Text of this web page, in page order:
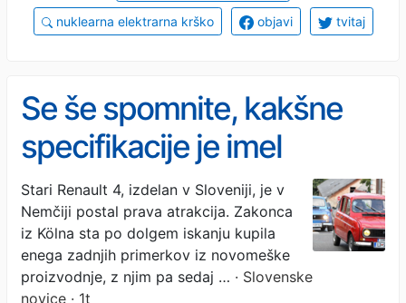
nuklearna elektrarna krško objavi tvitaj
Se še spomnite, kakšne
specifikacije je imel
legendarni novomeški
avto? Nemca obrnila
Evropo, da bi našla
Stari Renault 4, izdelan v Sloveniji, je v
Nemčiji postal prava atrakcija. Zakonca
iz Kölna sta po dolgem iskanju kupila
enega zadnjih primerkov iz novomeške
proizvodnje, z njim pa sedaj … · Slovenske
novice · 1t